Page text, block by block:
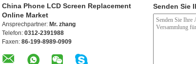
China Phone LCD Screen Replacement
Online Market
Ansprechpartner: Mr. zhang
Telefon: 0312-2391988
Faxen: 86-199-8989-0909
Senden Sie